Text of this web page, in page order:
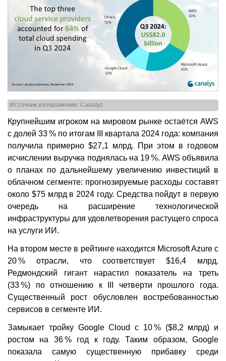
Источник изображения: Canalys
Крупнейшим игроком на мировом рынке остаётся AWS
с долей 33 % по итогам III квартала 2024 года: компания
получила примерно $27,1 млрд. При этом в годовом
исчислении выручка поднялась на 19 %. AWS объявила
о планах по дальнейшему увеличению инвестиций в
облачном сегменте: прогнозируемые расходы составят
около $75 млрд в 2024 году. Средства пойдут в первую
очередь на расширение технологической
инфраструктуры для удовлетворения растущего спроса
на услуги ИИ.
На втором месте в рейтинге находится Microsoft Azure с
20 % отрасли, что соответствует $16,4 млрд.
Редмондский гигант нарастил показатель на треть
(33 %) по отношению к III четверти прошлого года.
Существенный рост обусловлен востребованностью
сервисов в сегменте ИИ.
Замыкает тройку Google Cloud с 10 % ($8,2 млрд) и
ростом на 36 % год к году. Таким образом, Google
показала самую существенную прибавку среди